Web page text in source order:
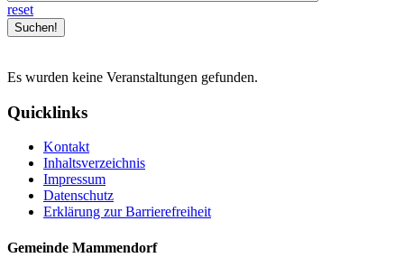
reset
Es wurden keine Veranstaltungen gefunden.
Quicklinks
Kontakt
Inhaltsverzeichnis
Impressum
Datenschutz
Erklärung zur Barrierefreiheit
Gemeinde Mammendorf